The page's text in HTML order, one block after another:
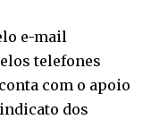
e-mail
telefones
com o apoio
dos